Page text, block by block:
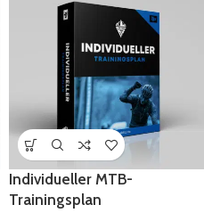
Individueller MTB-
Trainingsplan